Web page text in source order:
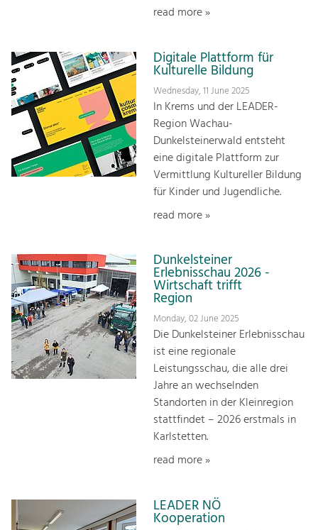
read more »
Digitale Plattform für
Kulturelle Bildung
Wednesday, 11 June 2025
In Krems und der LEADER-
Region Wachau-
Dunkelsteinerwald entsteht
eine digitale Plattform zur
Vermittlung Kultureller Bildung
für Kinder und Jugendliche.
read more »
Dunkelsteiner
Erlebnisschau 2026 -
Wirtschaft trifft
Region
Monday, 02 June 2025
Die Dunkelsteiner Erlebnisschau
ist eine regionale
Leistungsschau, die alle drei
Jahre an wechselnden
Standorten in der Kleinregion
stattfindet – 2026 erstmals in
Karlstetten.
read more »
LEADER NÖ
Kooperation